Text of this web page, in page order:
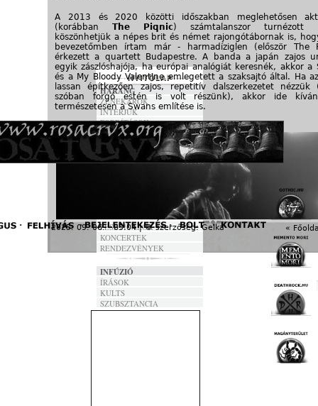
A 2013 és 2020 közötti időszakban meglehetősen
(korábban The Piqnic) számtalanszor turnézott
köszönhetjük a népes brit és német rajongótábornak is,
bevezetőmben írtam már - harmadíziglen (először The
érkezett a quartett Budapestre. A banda a japán zajos
egyik zászlóshajója, ha európai analógiát keresnék, akkor a
és a My Bloody Valentine emlegetett a szaksajtó által. Ha
lassan építkezően zajos, repetitív dalszerkezetet
szóban forgó estén is volt részünk), akkor ide
természetesen a Swans említése is.
Az előző mondatokból már kiderülhet, a Qujaku nem
2025. 09. 06. - 05:04 | © szerzőség:Gelka «
HARANG
ZENEKAROK
INTERJÚK
FORDÍTÁSOK
DALSZÖVEGEK
ANNO
FESZTIVÁLOK
KONCERTEK
RENDEZVÉNYEK
INFÚZIÓ
ÍRÁSOK
KULTS
SZUBSZTANCIA